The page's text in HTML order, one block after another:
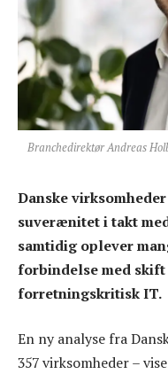
Branchedirektør Andreas
Danske
suverænitet i takt
samtidig oplever
forbindelse med
forretningskritisk IT.
En ny analyse fra
357 virksomheder –